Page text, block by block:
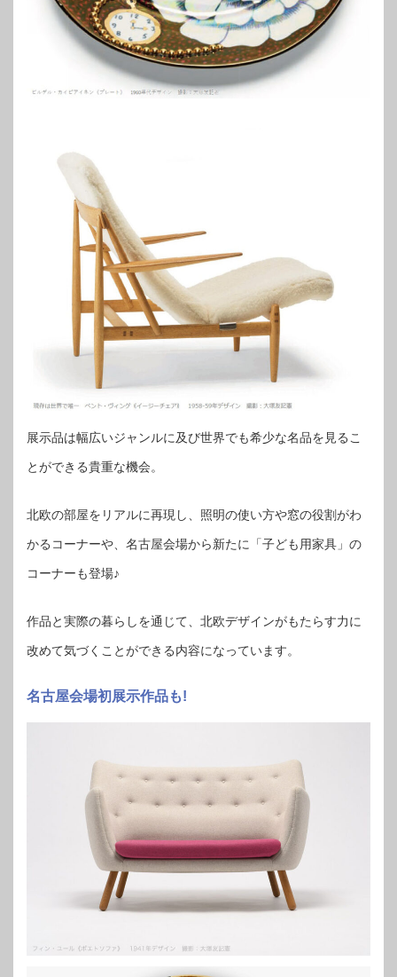
展示品は幅広いジャンルに及び世界でも希少な名品を見るこ
とができる貴重な機会。
北欧の部屋をリアルに再現し、照明の使い方や窓の役割がわ
かるコーナーや、名古屋会場から新たに「子ども用家具」の
コーナーも登場♪
作品と実際の暮らしを通じて、北欧デザインがもたらす力に
改めて気づくことができる内容になっています。
名古屋会場初展示作品も!